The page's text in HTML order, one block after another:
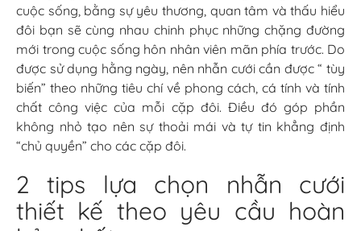
cuộc sống, bằng sự yêu thương, quan tâm và thấu hiểu
đôi bạn sẽ cùng nhau chinh phục những chặng đường
mới trong cuộc sống hôn nhân viên mãn phía trước. Do
được sử dụng hằng ngày, nên nhẫn cưới cần được “ tùy
biến” theo những tiêu chí về phong cách, cá tính và tính
chất công việc của mỗi cặp đôi. Điều đó góp phần
không nhỏ tạo nên sự thoải mái và tự tin khẳng định
“chủ quyền” cho các cặp đôi.
2 tips lựa chọn nhẫn cưới
thiết kế theo yêu cầu hoàn